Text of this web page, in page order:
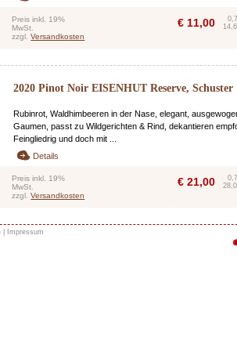
Preis inkl. 19%
MwSt.
zzgl.Versandkosten
€ 11,00
2020 Pinot Noir EISENHUT Reserve, Schuster
Rubinrot, Waldhimbeeren in der Nase, elegant,
Gaumen, passt zu Wildgerichten & Rind, dekantieren
Feingliedrig und doch mit ...
Details
Preis inkl. 19%
MwSt.
zzgl.Versandkosten
€ 21,00
| Impressum